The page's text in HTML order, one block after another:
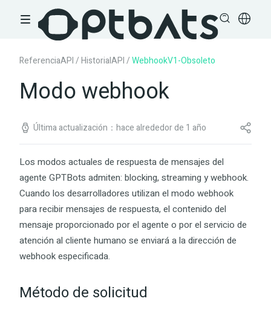
ReferenciaAPI/HistorialAPI/WebhookV1-Obsoleto
Modo webhook
Última actualización：hace alrededor de 1 año
Los modos actuales de respuesta de mensajes del
agente GPTBots admiten: blocking, streaming ywebhook.
Cuando los desarrolladores utilizan el modo webhook
para recibir mensajes de respuesta, el contenido del
mensaje proporcionado por el agente o por el servicio de
atención al cliente humano se enviará a la dirección de
webhook especificada.
Método de solicitud